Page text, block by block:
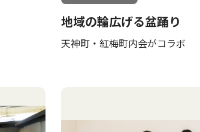
地域の輪広げる盆踊り
天神町・紅梅町内会がコラボ